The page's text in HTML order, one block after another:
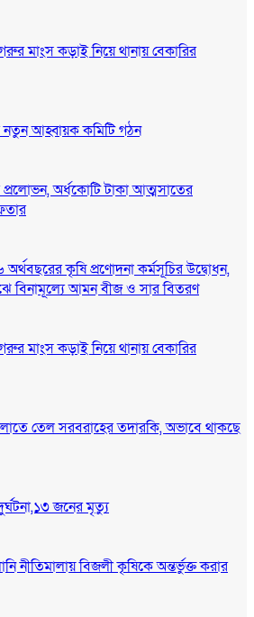
মাংস কড়াই নিয়ে থানায় বেকারির
নতুন আহ্বায়ক কমিটি গঠন
অর্ধকোটি টাকা আত্মসাতের
কৃষি প্রণোদনা কর্মসূচির উদ্বোধন,
বিনামূল্যে আমন বীজ ও সার বিতরণ
মাংস কড়াই নিয়ে থানায় বেকারির
তেল সরবরাহের তদারকি, অভাবে থাকছে
জনের মৃত্যু
নীতিমালায় বিজলী কৃষিকে অন্তর্ভুক্ত করার